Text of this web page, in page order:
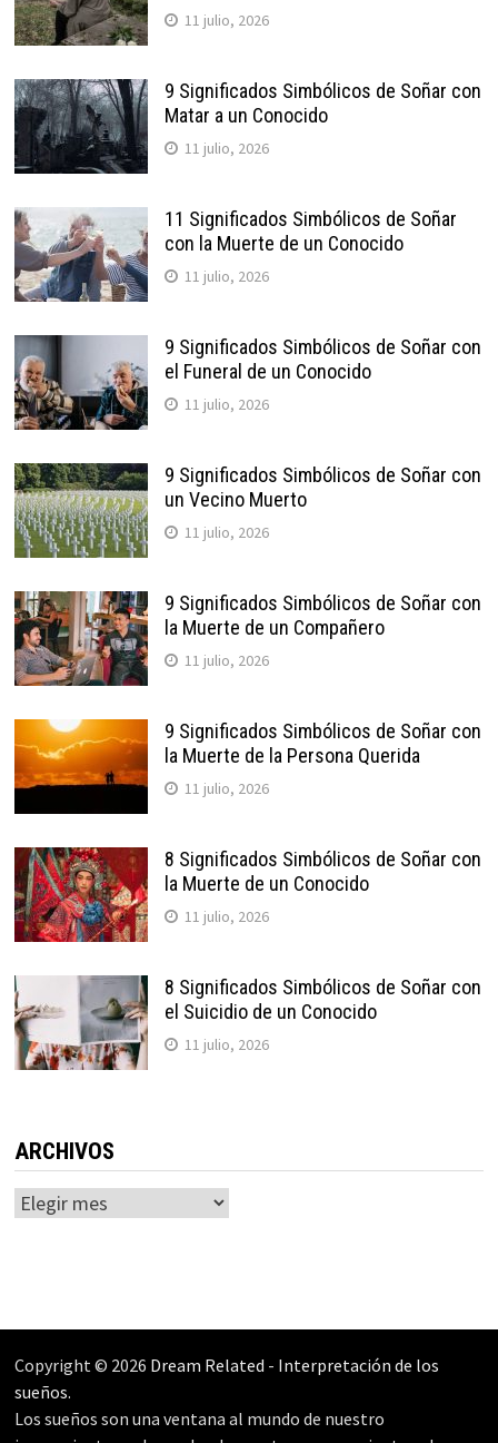
11 julio, 2026
9 Significados Simbólicos de Soñar con
Matar a un Conocido
11 julio, 2026
11 Significados Simbólicos de Soñar
con la Muerte de un Conocido
11 julio, 2026
9 Significados Simbólicos de Soñar con
el Funeral de un Conocido
11 julio, 2026
9 Significados Simbólicos de Soñar con
un Vecino Muerto
11 julio, 2026
9 Significados Simbólicos de Soñar con
la Muerte de un Compañero
11 julio, 2026
9 Significados Simbólicos de Soñar con
la Muerte de la Persona Querida
11 julio, 2026
8 Significados Simbólicos de Soñar con
la Muerte de un Conocido
11 julio, 2026
8 Significados Simbólicos de Soñar con
el Suicidio de un Conocido
11 julio, 2026
ARCHIVOS
Archivos
Copyright © 2026 Dream Related - Interpretación de los
sueños.
Los sueños son una ventana al mundo de nuestro